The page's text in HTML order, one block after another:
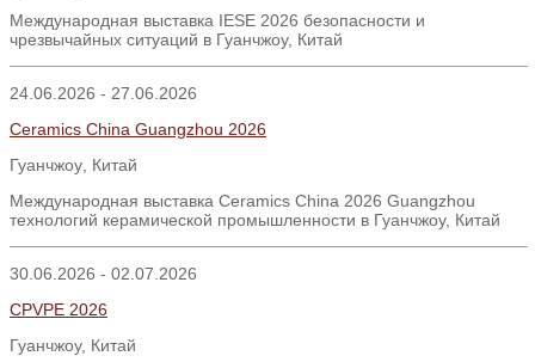
Международная выставка IESE 2026 безопасности и
чрезвычайных ситуаций в Гуанчжоу, Китай
24.06.2026 - 27.06.2026
Ceramics China Guangzhou 2026
Гуанчжоу Китай
Международная выставка Ceramics China 2026 Guangzhou
технологий керамической промышленности в Гуанчжоу, Китай
30.06.2026 - 02.07.2026
CPVPE 2026
Гуанчжоу, Китай